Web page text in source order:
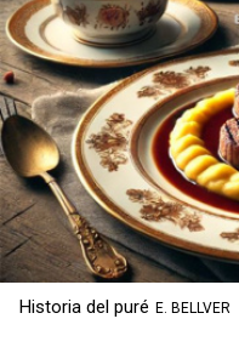
Historia del puré E. BELLVER